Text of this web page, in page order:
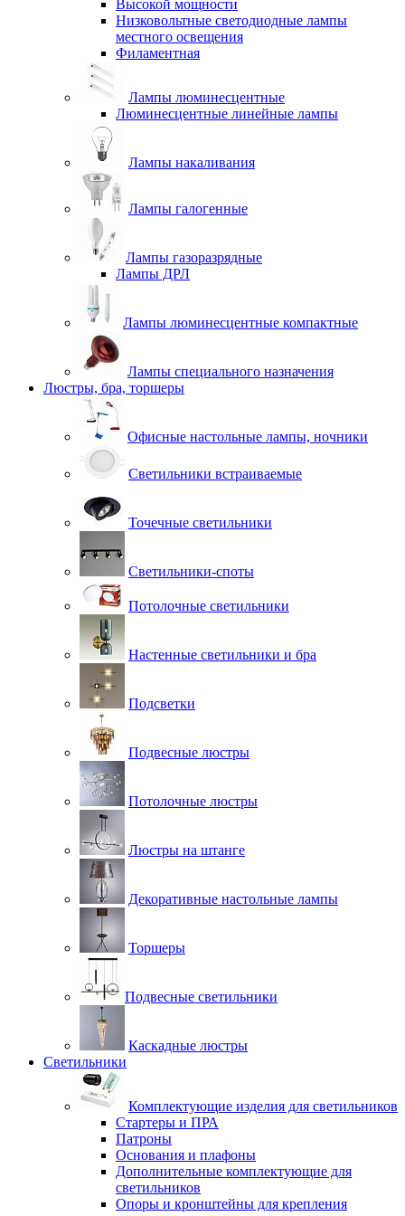
Высокой мощности
Низковольтные светодиодные лампы
местного освещения
Филаментная
Лампы люминесцентные
Люминесцентные линейные лампы
Лампы накаливания
Лампы галогенные
Лампы газоразрядные
Лампы ДРЛ
Лампы люминесцентные компактные
Лампы специального назначения
Люстры, бра, торшеры
Офисные настольные лампы, ночники
Светильники встраиваемые
Точечные светильники
Светильники-споты
Потолочные светильники
Настенные светильники и бра
Подсветки
Подвесные люстры
Потолочные люстры
Люстры на штанге
Декоративные настольные лампы
Торшеры
Подвесные светильники
Каскадные люстры
Светильники
Комплектующие изделия для светильников
Стартеры и ПРА
Патроны
Основания и плафоны
Дополнительные комплектующие для
светильников
Опоры и кронштейны для крепления